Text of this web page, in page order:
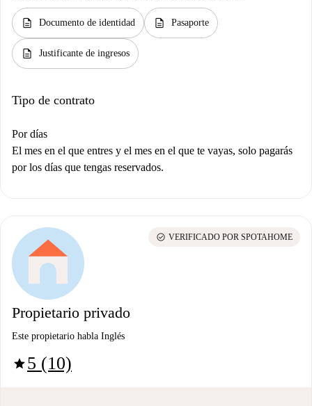
description Documento de identidad description Pasaporte
description Justificante de ingresos
Tipo de contrato
Por días
El mes en el que entres y el mes en el que te vayas, solo pagarás
por los días que tengas reservados.
Propietario privado
Este propietario habla Inglés
star5 (10)
check_circle VERIFICADO POR SPOTAHOME